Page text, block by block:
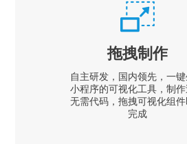
拖拽制作
自主研发，国内领先，一
小程序的可视化工具，制作
无需代码，拖拽可视化组件
完成